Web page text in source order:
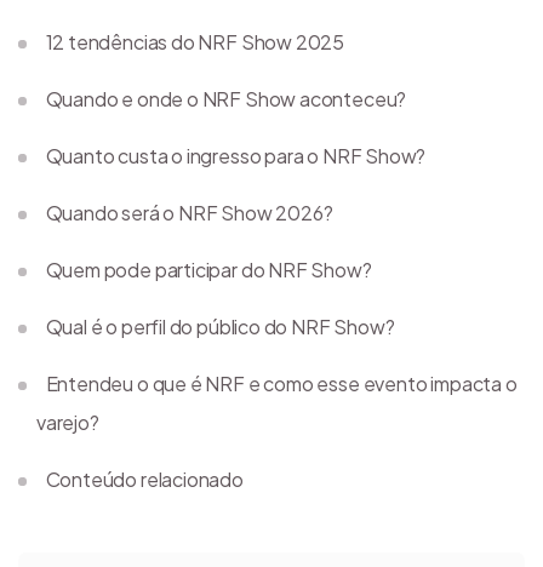
12 tendências do NRF Show 2025
Quando e onde o NRF Show aconteceu?
Quanto custa o ingresso para o NRF Show?
Quando será o NRF Show 2026?
Quem pode participar do NRF Show?
Qual é o perfil do público do NRF Show?
Entendeu o que é NRF e como esse evento impacta o
varejo?
Conteúdo relacionado